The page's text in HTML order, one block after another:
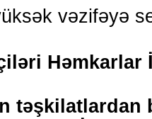
Həmkarlar
təşkilatlardan